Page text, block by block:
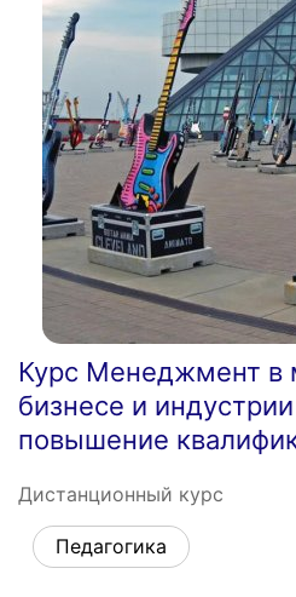
Курс Менеджмент в
бизнесе и
повышение
Дистанционный курс
Педагогика